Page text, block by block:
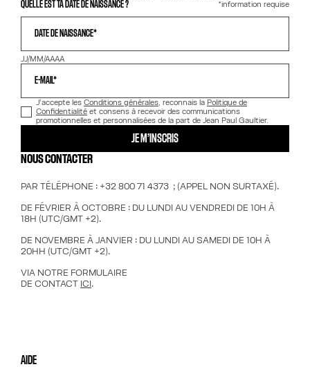
QUELLE EST TA DATE DE NAISSANCE ? *information requise
DATE DE NAISSANCE*
JJ/MM/AAAA
E-MAIL*
J’accepte les Conditions générales, reconnais la Politique de
Confidentialité et consens à recevoir des communications
promotionnelles et personnalisées de la part de Jean Paul Gaultier.
JE M’INSCRIS
NOUS CONTACTER
PAR TÉLÉPHONE : +32 800 71 4373 ; (APPEL NON SURTAXÉ).
DE FÉVRIER À OCTOBRE : DU LUNDI AU VENDREDI DE 10H À
18H (UTC/GMT +2).
DE NOVEMBRE À JANVIER : DU LUNDI AU SAMEDI DE 10H À
20HH (UTC/GMT +2).
VIA NOTRE FORMULAIRE
DE CONTACT ICI.
AIDE